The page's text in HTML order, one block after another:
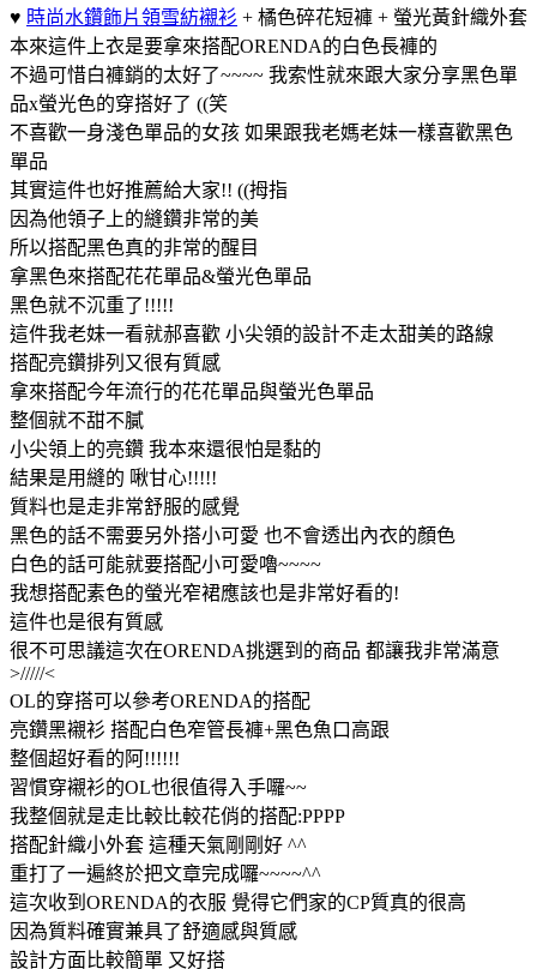
♥ 時尚水鑽飾片領雪紡襯衫 + 橘色碎花短褲 + 螢光黃針織外套
本來這件上衣是要拿來搭配ORENDA的白色長褲的
不過可惜白褲銷的太好了~~~~ 我索性就來跟大家分享黑色單
品x螢光色的穿搭好了 ((笑
不喜歡一身淺色單品的女孩 如果跟我老媽老妹一樣喜歡黑色
單品
其實這件也好推薦給大家!! ((拇指
因為他領子上的縫鑽非常的美
所以搭配黑色真的非常的醒目
拿黑色來搭配花花單品&螢光色單品
黑色就不沉重了!!!!!
這件我老妹一看就郝喜歡 小尖領的設計不走太甜美的路線
搭配亮鑽排列又很有質感
拿來搭配今年流行的花花單品與螢光色單品
整個就不甜不膩
小尖領上的亮鑽 我本來還很怕是黏的
結果是用縫的 啾甘心!!!!!
質料也是走非常舒服的感覺
黑色的話不需要另外搭小可愛 也不會透出內衣的顏色
白色的話可能就要搭配小可愛嚕~~~~
我想搭配素色的螢光窄裙應該也是非常好看的!
這件也是很有質感
很不可思議這次在ORENDA挑選到的商品 都讓我非常滿意
>/////<
OL的穿搭可以參考ORENDA的搭配
亮鑽黑襯衫 搭配白色窄管長褲+黑色魚口高跟
整個超好看的阿!!!!!!
習慣穿襯衫的OL也很值得入手囉~~
我整個就是走比較比較花俏的搭配:PPPP
搭配針織小外套 這種天氣剛剛好 ^^
重打了一遍終於把文章完成囉~~~~^^
這次收到ORENDA的衣服 覺得它們家的CP質真的很高
因為質料確實兼具了舒適感與質感
設計方面比較簡單 又好搭